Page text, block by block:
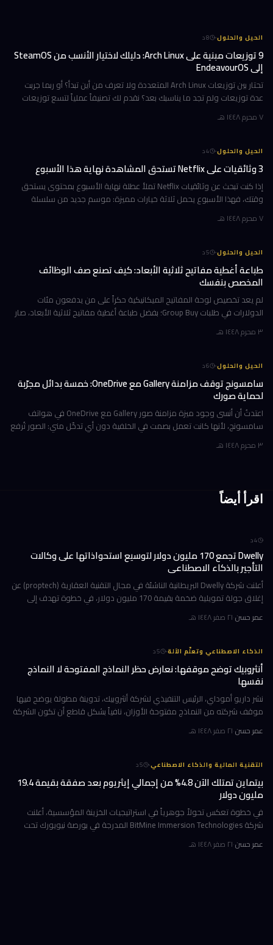
الحيل والحلول·
8د
9 توزيعات مبنية على Arch Linux: دليلك لاختيار الأنسب من SteamOS
إلى EndeavourOS
تحتار بين توزيعات Arch Linux المتعددة ولا تعرف من أين تبدأ؟ أو ربما جربت
عدة توزيعات ولم تجد ما يناسبك بعد؟ نقدم لك تصنيفاً عملياً لتسع توزيعات
٧ محرم ١٤٤٨ هـ
الحيل والحلول·
4د
3 وثائقيات على Netflix تستحق المشاهدة نهاية هذا الأسبوع
إذا كنت تبحث عن وثائقيات Netflix تملأ عطلة نهاية الأسبوع بمحتوى يستحق
وقتك، فهذا الأسبوع يحمل ثلاثة خيارات مميزة: موسم جديد من سلسلة
٧ محرم ١٤٤٨ هـ
الحيل والحلول·
5د
طباعة أغطية مفاتيح ثلاثية الأبعاد: كيف تصنع صف الوظائف
المخصص بنفسك
لم يعد تخصيص لوحة المفاتيح الميكانيكية حكراً على من يدفعون مئات
الدولارات في طلبات Group Buy؛ بفضل طباعة أغطية مفاتيح ثلاثية الأبعاد، صار
٣ محرم ١٤٤٨ هـ
الحيل والحلول·
6د
سامسونج توقف مزامنة Gallery مع OneDrive: خمسة بدائل مجرّبة
لحماية صورك
اعتدتُ أن أنسى وجود ميزة مزامنة صور Gallery مع OneDrive في هواتف
سامسونج، لأنها كانت تعمل بصمت في الخلفية دون أي تدخّل مني: الصور تُرفع
٣ محرم ١٤٤٨ هـ
اقرأ أيضاً
4د
Dwelly تجمع 170 مليون دولار لتوسيع استحواذاتها على وكالات
التأجير بالذكاء الاصطناعي
أعلنت شركة Dwelly البريطانية الناشئة في مجال التقنية العقارية (proptech) عن
إغلاق جولة تمويلية ضخمة بقيمة 170 مليون دولار، في خطوة تهدف إلى
عمر حسن·٢١ صفر ١٤٤٨ هـ
الذكاء الاصطناعي وتعلّم الآلة·
5د
أنثروبيك توضح موقفها: نعارض حظر النماذج المفتوحة لا النماذج
نفسها
نشر داريو أموداي، الرئيس التنفيذي لشركة أنثروبيك، تدوينة مطولة يوضح فيها
موقف شركته من النماذج مفتوحة الأوزان، نافياً بشكل قاطع أن تكون الشركة
عمر حسن·٢١ صفر ١٤٤٨ هـ
التقنية المالية والذكاء الاصطناعي·
5د
بيتماين تمتلك الآن 4.8% من إجمالي إيثريوم بعد صفقة بقيمة 19.4
مليون دولار
في خطوة تعكس تحولاً جوهرياً في استراتيجيات الخزينة المؤسسية، أعلنت
شركة BitMine Immersion Technologies المدرجة في بورصة نيويورك تحت
عمر حسن·٢١ صفر ١٤٤٨ هـ